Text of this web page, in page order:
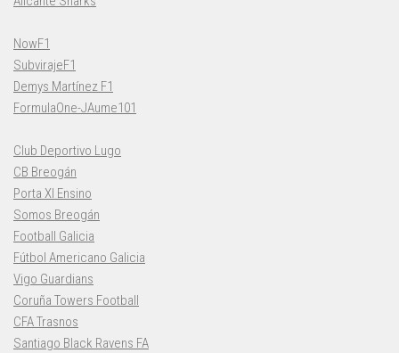
NowF1
SubvirajeF1
Demys Martínez F1
FormulaOne-JAume101
Club Deportivo Lugo
CB Breogán
Porta XI Ensino
Somos Breogán
Football Galicia
Fútbol Americano Galicia
Vigo Guardians
Coruña Towers Football
CFA Trasnos
Santiago Black Ravens FA